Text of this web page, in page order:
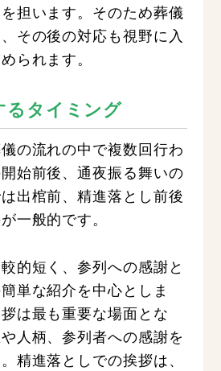
担います。そのため葬儀
その後の対応も視野に入
られます。
るタイミング
の流れの中で複数回行わ
始前後、通夜振る舞いの
出棺前、精進落とし前後
一般的です。
的短く、参列への感謝と
単な紹介を中心としま
は最も重要な場面とな
人柄、参列者への感謝を
精進落としでの挨拶は、